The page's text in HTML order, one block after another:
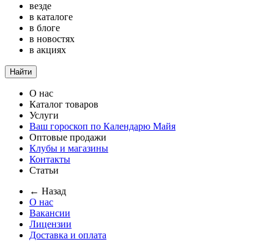
везде
в каталоге
в блоге
в новостях
в акциях
Найти
О нас
Каталог товаров
Услуги
Ваш гороскоп по Календарю Майя
Оптовые продажи
Клубы и магазины
Контакты
Статьи
← Назад
О нас
Вакансии
Лицензии
Доставка и оплата